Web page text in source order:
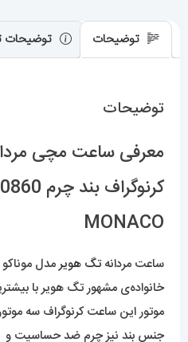
عدد
توضیحات توضیحات
توضیحات
معرفی ساعت مچی
MONACO
ساعت مردانهتگ هویرمدل
خانواده‌ی مشهور تگ هویر با
موتور این ساعت کرنوگراف سه
جنس بند نیز چرم ضد حساسیت و